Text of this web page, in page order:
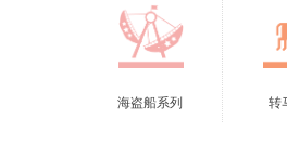
海盗船系列 转